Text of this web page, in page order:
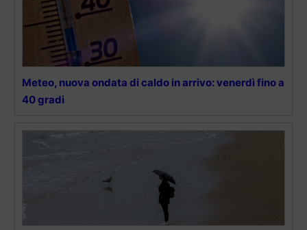
Meteo, nuova ondata di caldo in arrivo: venerdì fino a
40 gradi